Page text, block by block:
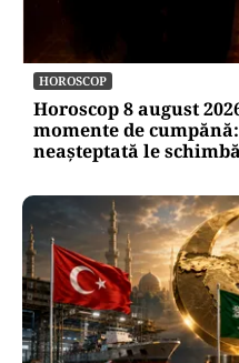
HOROSCOP
Horoscop 8 august
momente de
neașteptată le